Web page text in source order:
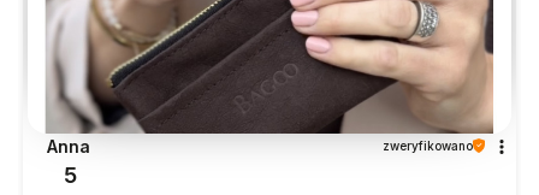
Anna zweryfikowano
5